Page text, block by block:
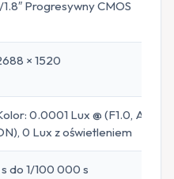
1.8″ Progresywny CMOS
× 1520
0.0001 Lux @ (F1.0, AGC
0 Lux z oświetleniem
s do 1/100 000 s